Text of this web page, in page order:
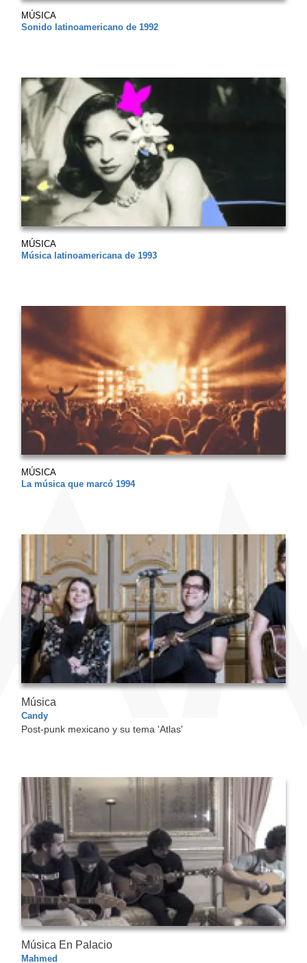
MÚSICA
Sonido latinoamericano de 1992
MÚSICA
Música latinoamericana de 1993
MÚSICA
La música que marcó 1994
Música
Candy
Post-punk mexicano y su tema 'Atlas'
Música En Palacio
Mahmed